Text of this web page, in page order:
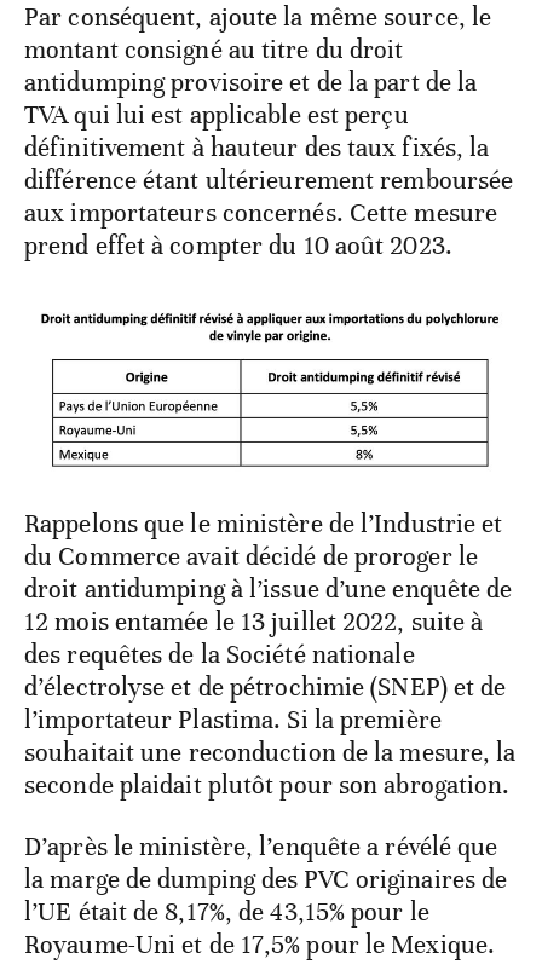
Par conséquent, ajoute la même source, le
montant consigné au titre du droit
antidumping provisoire et de la part de la
TVA qui lui est applicable est perçu
définitivement à hauteur des taux fixés, la
différence étant ultérieurement remboursée
aux importateurs concernés. Cette mesure
prend effet à compter du 10 août 2023.
Rappelons que le ministère de l’Industrie et
du Commerce avait décidé de proroger le
droit antidumping à l’issue d’une enquête de
12 mois entamée le 13 juillet 2022, suite à
des requêtes de la Société nationale
d’électrolyse et de pétrochimie (SNEP) et de
l’importateur Plastima. Si la première
souhaitait une reconduction de la mesure, la
seconde plaidait plutôt pour son abrogation.
D’après le ministère, l’enquête a révélé que
la marge de dumping des PVC originaires de
l’UE était de 8,17%, de 43,15% pour le
Royaume-Uni et de 17,5% pour le Mexique.